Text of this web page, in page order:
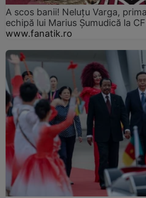
A scos banii! Neluțu Varga,
echipă lui Marius Șumudică la
www.fanatik.ro